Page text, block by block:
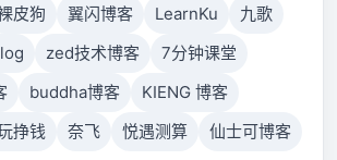
皮狗 翼闪博客 LearnKu
九歌
zed技术博客
7分钟课堂
buddha博客
KIENG 博客
挣钱 奈飞 悦遇测算 仙士可博客